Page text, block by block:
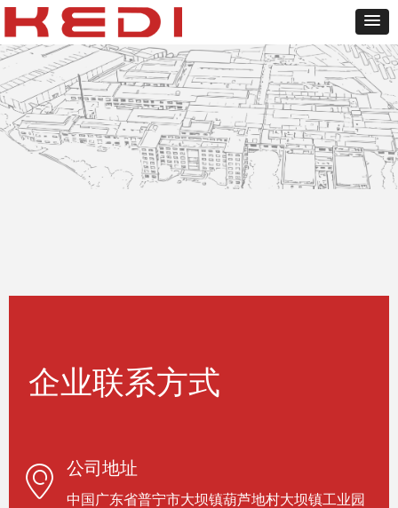
企业联系方式
ꀷ 公司地址
中国广东省普宁市大坝镇葫芦地村大坝镇工业园